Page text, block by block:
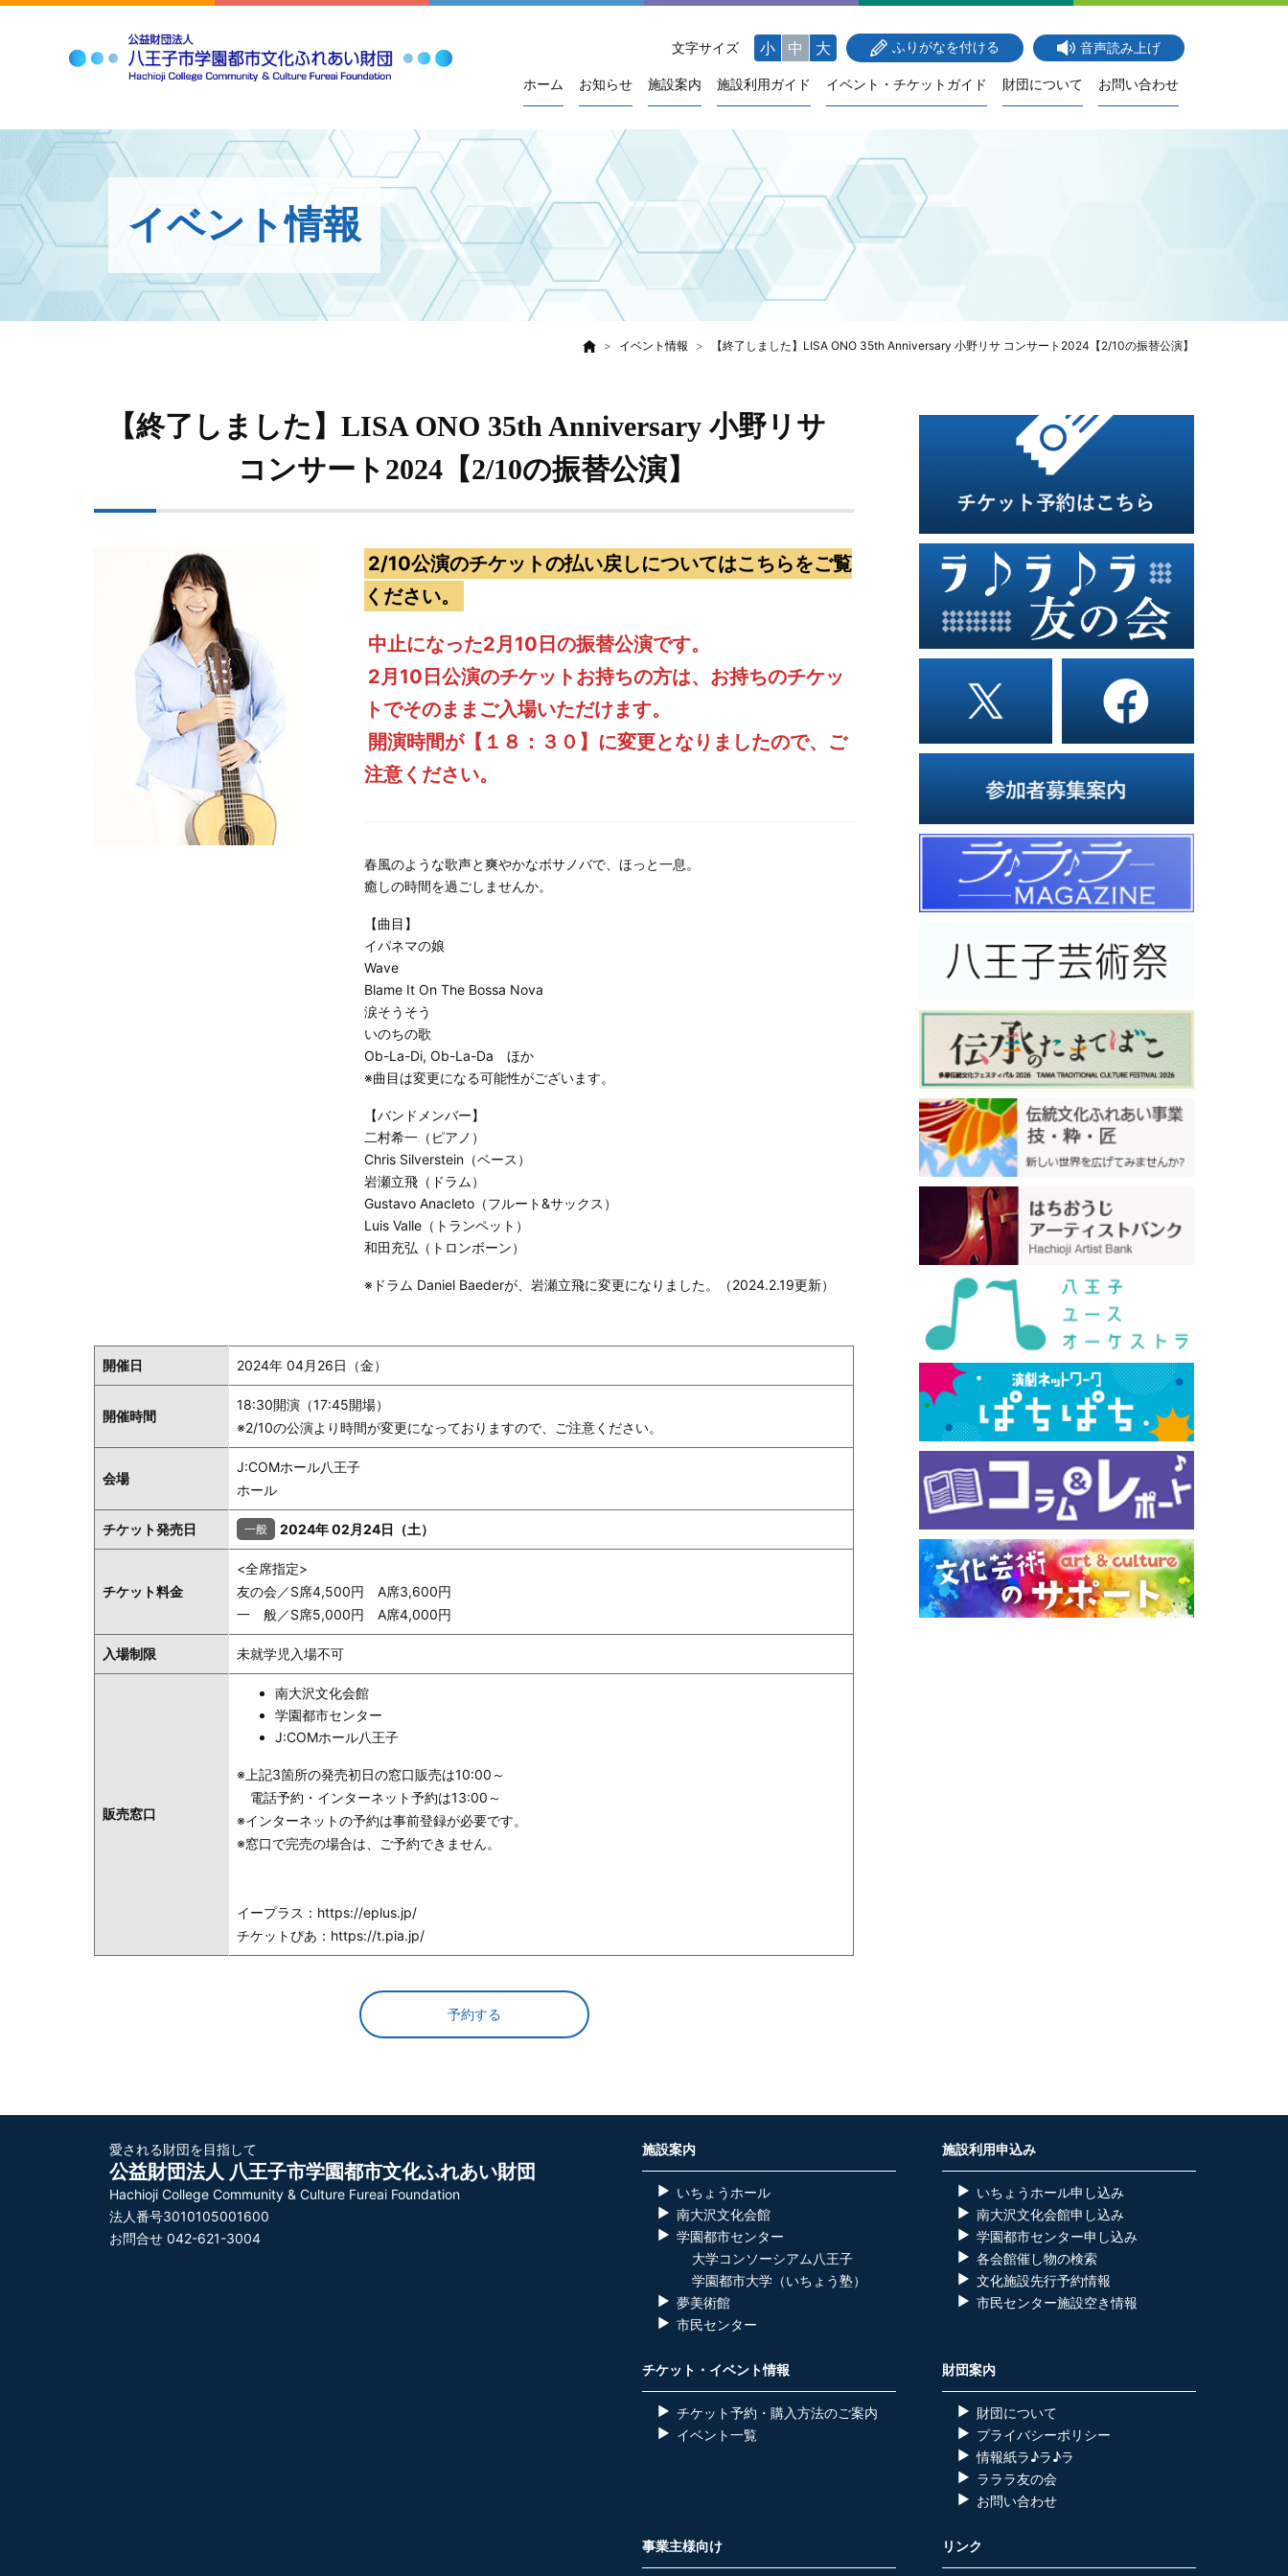
文字サイズ 小 中 大 ふりがなを付ける 音声読み上げ
ホーム お知らせ 施設案内 施設利用ガイド イベント・チケットガイド 財団について お問い合わせ
イベント情報
イベント情報 【終了しました】LISA ONO 35th Anniversary 小野リサ コンサート2024【2/10の振替公演】
【終了しました】LISA ONO 35th Anniversary 小野リサ
コンサート2024【2/10の振替公演】
2/10公演のチケットの払い戻しについてはこちらをご覧
ください。
中止になった2月10日の振替公演です。
2月10日公演のチケットお持ちの方は、お持ちのチケッ
トでそのままご入場いただけます。
開演時間が【１８：３０】に変更となりましたので、ご
注意ください。
春風のような歌声と爽やかなボサノバで、ほっと一息。
癒しの時間を過ごしませんか。
【曲目】
イパネマの娘
Wave
Blame It On The Bossa Nova
涙そうそう
いのちの歌
Ob-La-Di, Ob-La-Da ほか
※曲目は変更になる可能性がございます。
【バンドメンバー】
二村希一（ピアノ）
Chris Silverstein（ベース）
岩瀬立飛（ドラム）
Gustavo Anacleto（フルート&サックス）
Luis Valle（トランペット）
和田充弘（トロンボーン）
※ドラム Daniel Baederが、岩瀬立飛に変更になりました。（2024.2.19更新）
開催日 2024年 04月26日（金）
開催時間
18:30開演（17:45開場）
※2/10の公演より時間が変更になっておりますので、ご注意ください。
会場
J:COMホール八王子
ホール
チケット発売日 2024年 02月24日（土）
チケット料金
<全席指定>
友の会／S席4,500円 A席3,600円
一 般／S席5,000円 A席4,000円
入場制限 未就学児入場不可
販売窓口
南大沢文化会館
学園都市センター
J:COMホール八王子
※上記3箇所の発売初日の窓口販売は10:00～
電話予約・インターネット予約は13:00～
※インターネットの予約は事前登録が必要です。
※窓口で完売の場合は、ご予約できません。
イープラス：https://eplus.jp/
チケットぴあ：https://t.pia.jp/
予約する
愛される財団を目指して
公益財団法人 八王子市学園都市文化ふれあい財団
Hachioji College Community & Culture Fureai Foundation
法人番号3010105001600
お問合せ 042-621-3004
施設案内
いちょうホール
南大沢文化会館
学園都市センター
大学コンソーシアム八王子
学園都市大学（いちょう塾）
夢美術館
市民センター
施設利用申込み
いちょうホール申し込み
南大沢文化会館申し込み
学園都市センター申し込み
各会館催し物の検索
文化施設先行予約情報
市民センター施設空き情報
チケット・イベント情報
チケット予約・購入方法のご案内
イベント一覧
財団案内
財団について
プライバシーポリシー
情報紙ラ♪ラ♪ラ
ラララ友の会
お問い合わせ
事業主様向け リンク